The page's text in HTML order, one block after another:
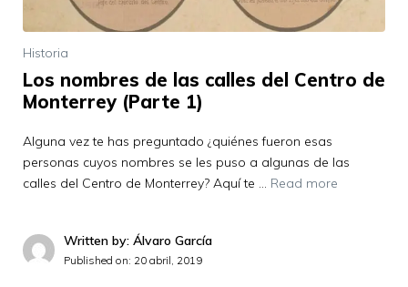
Historia
Los nombres de las calles del Centro de
Monterrey (Parte 1)
Alguna vez te has preguntado ¿quiénes fueron esas
personas cuyos nombres se les puso a algunas de las
calles del Centro de Monterrey? Aquí te … Read more
Written by: Álvaro García
Published on: 20 abril, 2019